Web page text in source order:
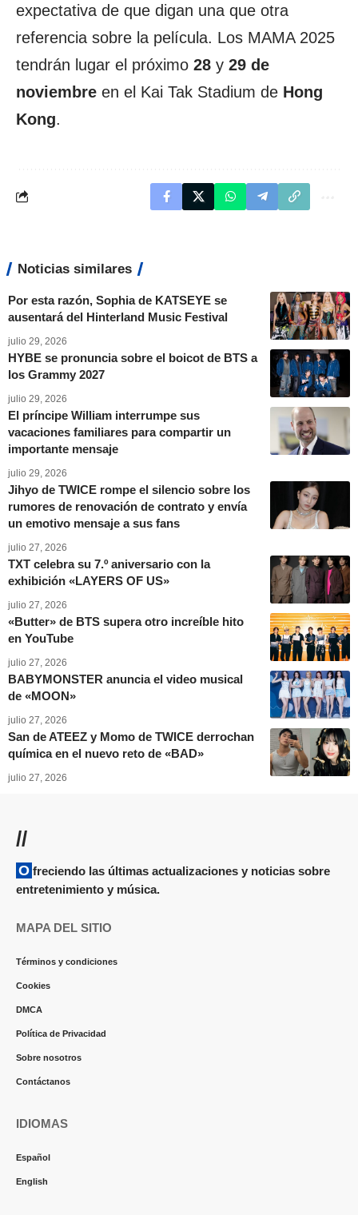
expectativa de que digan una que otra
referencia sobre la película. Los MAMA 2025
tendrán lugar el próximo 28 y 29 de
noviembre en el Kai Tak Stadium de Hong
Kong.
Noticias similares
Por esta razón, Sophia de KATSEYE se
ausentará del Hinterland Music Festival
julio 29, 2026
HYBE se pronuncia sobre el boicot de BTS a
los Grammy 2027
julio 29, 2026
El príncipe William interrumpe sus
vacaciones familiares para compartir un
importante mensaje
julio 29, 2026
Jihyo de TWICE rompe el silencio sobre los
rumores de renovación de contrato y envía
un emotivo mensaje a sus fans
julio 27, 2026
TXT celebra su 7.º aniversario con la
exhibición «LAYERS OF US»
julio 27, 2026
«Butter» de BTS supera otro increíble hito
en YouTube
julio 27, 2026
BABYMONSTER anuncia el video musical
de «MOON»
julio 27, 2026
San de ATEEZ y Momo de TWICE derrochan
química en el nuevo reto de «BAD»
julio 27, 2026
//
Ofreciendo las últimas actualizaciones y noticias sobre
entretenimiento y música.
MAPA DEL SITIO
Términos y condiciones
Cookies
DMCA
Política de Privacidad
Sobre nosotros
Contáctanos
IDIOMAS
Español
English